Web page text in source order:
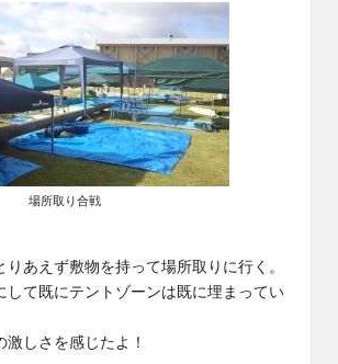
場所取り合戦
りあえず敷物を持って場所取りに行く。
して既にテントゾーンは既に埋まってい
激しさを感じたよ！